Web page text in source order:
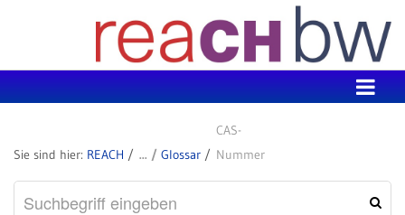
REACH Glossar
CAS-
Nummer